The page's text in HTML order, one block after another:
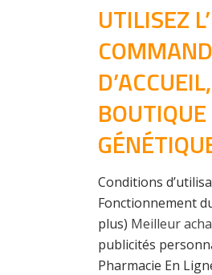
UTILISEZ
Conditions
Fonctionnement
plus) Meilleur
publicités
Pharmacie En